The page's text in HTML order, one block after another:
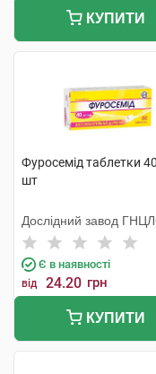
КУПИТИ
Фуросемід таблетки
шт
Дослідний завод
Є в наявності
від 24.20 грн
КУПИТИ